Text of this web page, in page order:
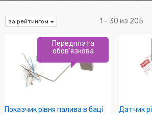
за рейтингом 1 - 30 из 205
Показчик рівня палива в баці
Передплата
обов'язкова
Датчик